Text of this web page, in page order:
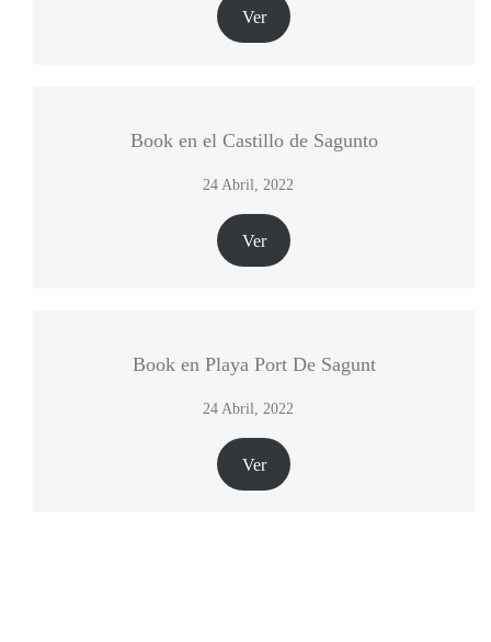
Ver
Book en el Castillo de Sagunto
24 Abril, 2022
Ver
Book en Playa Port De Sagunt
24 Abril, 2022
Ver